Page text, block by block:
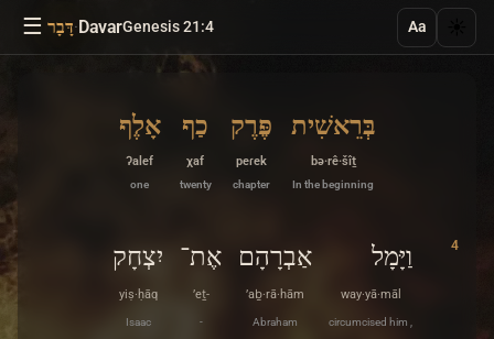
☰ דָּבָר·DavarGenesis 21:4 Aa
בְּרֵאשִׁית
bə·rê·šîṯ
In the beginning
פֶּרֶק
peɾek
chapter
כַף
χaf
twenty
אָלֶף
ʔalef
one
4 וַיָּמָל
way·yā·māl
circumcised him ,
אַבְרָהָם
’aḇ·rā·hām
Abraham
אֶת־
’eṯ-
-
יִצְחָק
yiṣ·ḥāq
Isaac